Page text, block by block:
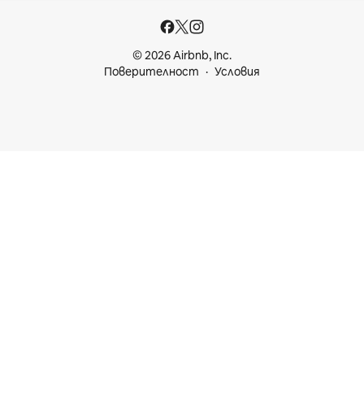
© 2026 Airbnb, Inc.
Поверителност
Условия